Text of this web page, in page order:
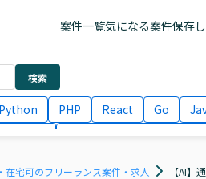
案件一覧気になる案件保存
検索
Python PHP React Go
TypeScript
宅可のフリーランス案件・求人 【AI】